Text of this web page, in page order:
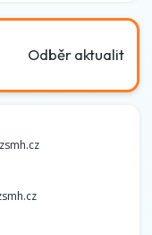
Odběr aktualit